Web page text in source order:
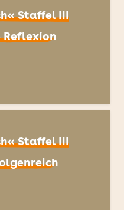
Staffel III
Reflexion
Staffel III